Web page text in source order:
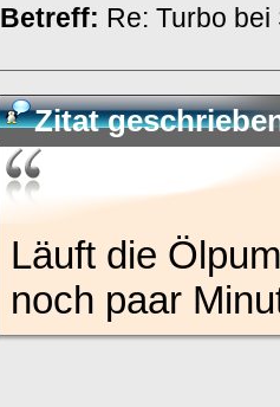
Betreff: Re: Turbo
Zitat
Läuft die
noch paar